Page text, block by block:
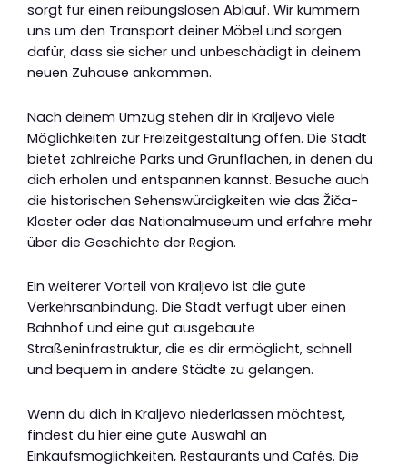
sorgt für einen reibungslosen Ablauf. Wir kümmern
uns um den Transport deiner Möbel und sorgen
dafür, dass sie sicher und unbeschädigt in deinem
neuen Zuhause ankommen.
Nach deinem Umzug stehen dir in Kraljevo viele
Möglichkeiten zur Freizeitgestaltung offen. Die Stadt
bietet zahlreiche Parks und Grünflächen, in denen du
dich erholen und entspannen kannst. Besuche auch
die historischen Sehenswürdigkeiten wie das Žiča-
Kloster oder das Nationalmuseum und erfahre mehr
über die Geschichte der Region.
Ein weiterer Vorteil von Kraljevo ist die gute
Verkehrsanbindung. Die Stadt verfügt über einen
Bahnhof und eine gut ausgebaute
Straßeninfrastruktur, die es dir ermöglicht, schnell
und bequem in andere Städte zu gelangen.
Wenn du dich in Kraljevo niederlassen möchtest,
findest du hier eine gute Auswahl an
Einkaufsmöglichkeiten, Restaurants und Cafés. Die